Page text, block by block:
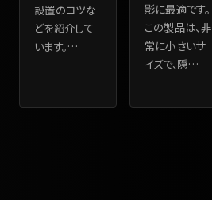
設置のコツな
どを紹介して
います。…
影に最適です。
この製品は、非
常に小さいサ
イズで、隠…